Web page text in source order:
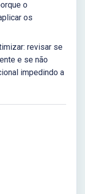
o
os
revisar se
e se não
impedindo a